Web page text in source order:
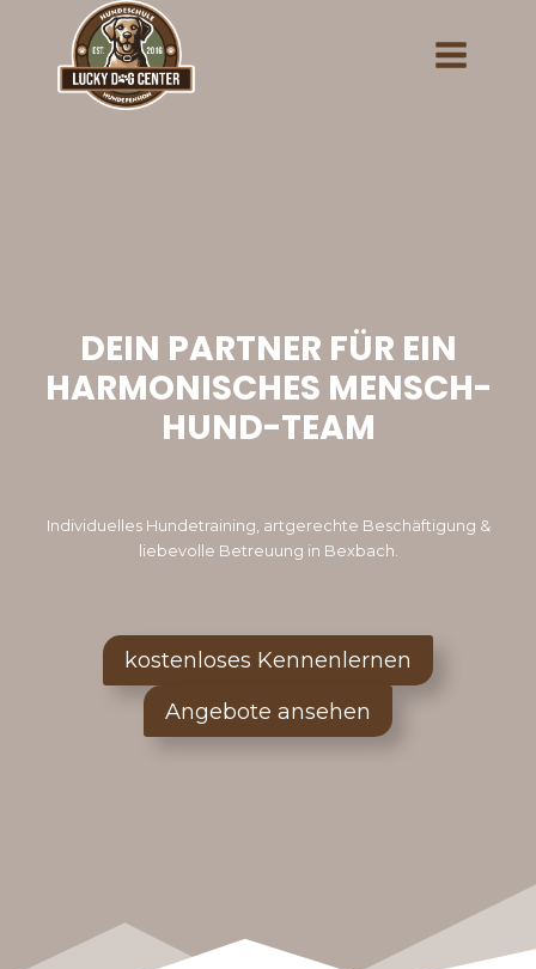
springen
DEIN PARTNER FÜR EIN
HARMONISCHES MENSCH-
HUND-TEAM
Individuelles Hundetraining, artgerechte Beschäftigung &
liebevolle Betreuung in Bexbach.
kostenloses Kennenlernen
Angebote ansehen